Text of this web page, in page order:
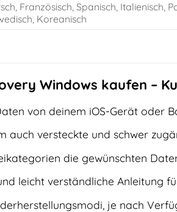
Französisch, Spanisch, Italienisch,
Koreanisch
Windows kaufen –
von deinem iOS-Gerät oder
auch versteckte und schwer
die gewünschten
leicht verständliche Anleitung
je nach